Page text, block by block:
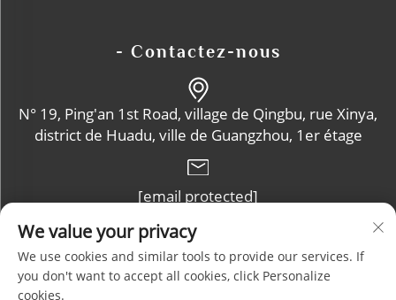
- Contactez-nous
N° 19, Ping'an 1st Road, village de Qingbu, rue Xinya,
district de Huadu, ville de Guangzhou, 1er étage
[email protected]
+86-13632102114
We value your privacy
We use cookies and similar tools to provide our services. If
you don't want to accept all cookies, click Personalize
cookies.